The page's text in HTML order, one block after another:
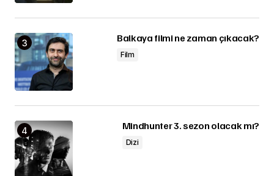
Balkaya filmi ne zaman çıkacak?
Film
Mindhunter 3. sezon olacak mı?
Dizi